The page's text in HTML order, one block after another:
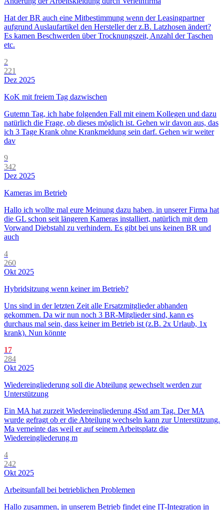
Hat der BR auch eine Mitbestimmung wenn der Leasingpartner
aufgrund Auslaufartikel den Hersteller der z.B. Latzhosen ändert?
Es kamen Beschwerden über Trocknungszeit, Anzahl der Taschen
etc.
2
221
Dez 2025
KoK mit freiem Tag dazwischen
Gutemn Tag, ich habe folgenden Fall mit einem Kollegen und dazu
natürlich die Frage, ob dieses möglich ist. Gehen wir davon aus, das
ich 3 Tage Krank ohne Krankmeldung sein darf. Gehen wir weiter
dav
9
342
Dez 2025
Kameras im Betrieb
Hallo ich wollte mal eure Meinung dazu haben, in unserer Firma hat
die GL schon seit längeren Kameras installiert, natürlich mit dem
Vorwand Diebstahl zu verhindern. Es gibt bei uns keinen BR und
auch
4
260
Okt 2025
Hybridsitzung wenn keiner im Betrieb?
Uns sind in der letzten Zeit alle Ersatzmitglieder abhanden
gekommen. Da wir nun noch 3 BR-Mitglieder sind, kann es
durchaus mal sein, dass keiner im Betrieb ist (z.B. 2x Urlaub, 1x
krank). Nun könnte
17
284
Okt 2025
Wiedereingliederung soll die Abteilung gewechselt werden zur
Unterstützung
Ein MA hat zurzeit Wiedereingliederung 4Std am Tag. Der MA
wurde gefragt ob er die Abteilung wechseln kann zur Unterstützung.
Ma verneinte das weil er auf seinem Arbeitsplatz die
Wiedereingliederung m
4
242
Okt 2025
Arbeitsunfall bei betrieblichen Problemen
Hallo zusammen, in unserem Betrieb findet eine IT-Integration in